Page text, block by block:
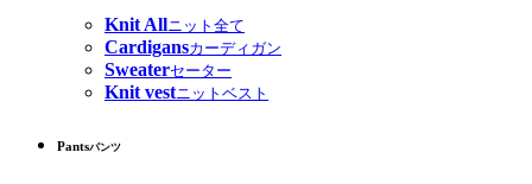
Knit Allニット全て
Cardigansカーディガン
Sweaterセーター
Knit vestニットベスト
Pantsパンツ